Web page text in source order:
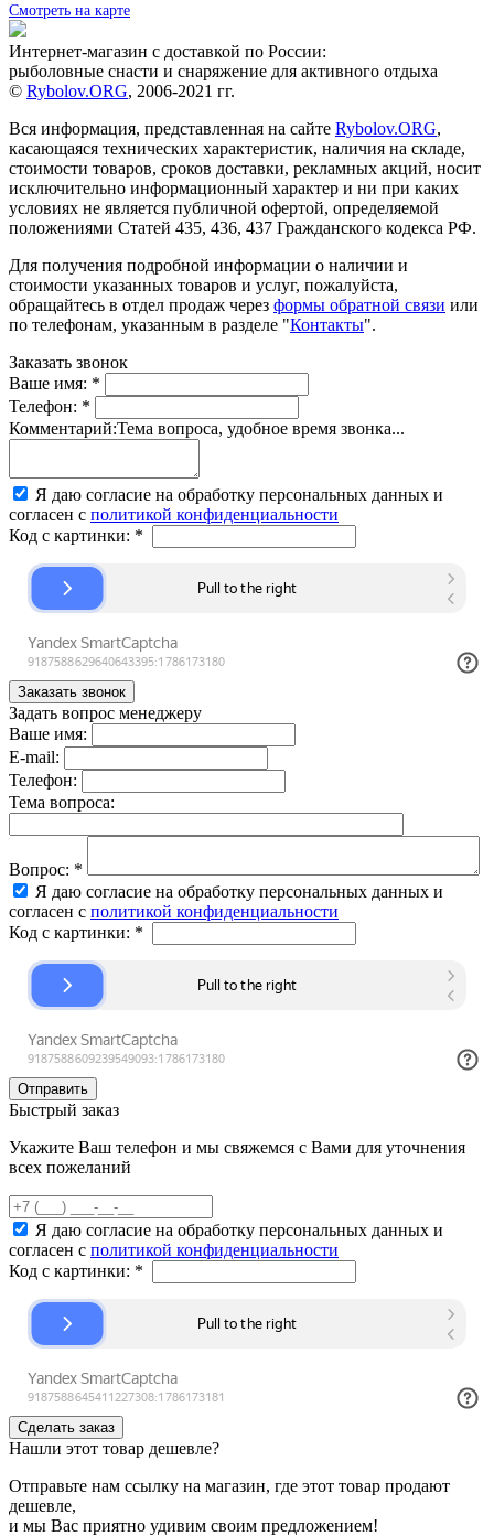
Смотреть на карте
Интернет-магазин с доставкой по России:
рыболовные снасти и снаряжение для активного отдыха
© Rybolov.ORG, 2006-2021 гг.
Вся информация, представленная на сайте Rybolov.ORG,
касающаяся технических характеристик, наличия на складе,
стоимости товаров, сроков доставки, рекламных акций, носит
исключительно информационный характер и ни при каких
условиях не является публичной офертой, определяемой
положениями Статей 435, 436, 437 Гражданского кодекса РФ.
Для получения подробной информации о наличии и
стоимости указанных товаров и услуг, пожалуйста,
обращайтесь в отдел продаж через формы обратной связи или
по телефонам, указанным в разделе "Контакты".
Заказать звонок
Ваше имя: *
Телефон: *
Комментарий:Тема вопроса, удобное время звонка...
Я даю согласие на обработку персональных данных и
согласен с политикой конфиденциальности
Код с картинки: *
Задать вопрос менеджеру
Ваше имя:
E-mail:
Телефон:
Тема вопроса:
Вопрос: *
Я даю согласие на обработку персональных данных и
согласен с политикой конфиденциальности
Код с картинки: *
Быстрый заказ
Укажите Ваш телефон и мы свяжемся с Вами для уточнения
всех пожеланий
Я даю согласие на обработку персональных данных и
согласен с политикой конфиденциальности
Код с картинки: *
Нашли этот товар дешевле?
Отправьте нам ссылку на магазин, где этот товар продают
дешевле,
и мы Вас приятно удивим своим предложением!